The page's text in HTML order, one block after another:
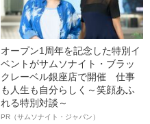
オープン1周年を記念した特別イ
ベントがサムソナイト・ブラッ
クレーベル銀座店で開催 仕事
も人生も自分らしく～笑顔あふ
れる特別対談～
PR（サムソナイト・ジャパン）